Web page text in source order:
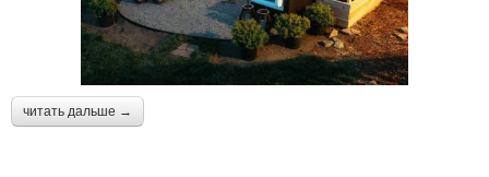
читать дальше →